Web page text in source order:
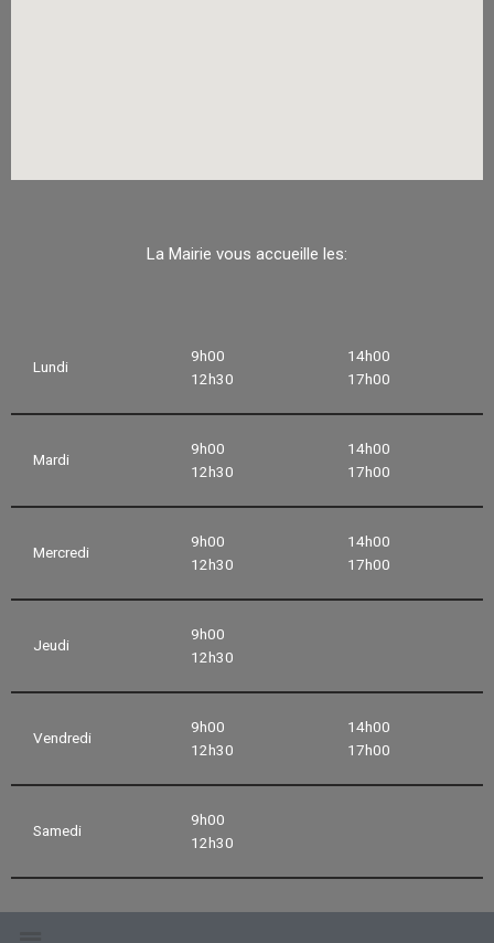
La Mairie vous accueille les:
Lundi
9h00
12h30
14h00
17h00
Mardi
9h00
12h30
14h00
17h00
Mercredi
9h00
12h30
14h00
17h00
Jeudi
9h00
12h30
Vendredi
9h00
12h30
14h00
17h00
Samedi
9h00
12h30